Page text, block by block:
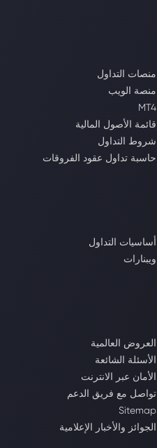
منصات التداول
منصة الويب
MT4
قائمة الأصول المالية
شروط التداول
حاسبة تداول عقود الفروقات
أساسيات التداول
ويبنارات
العروض العالمية
الأسئلة الشائعة
الأمان عبر الانترنت
تواصل مع فريق الدعم
Sitemap
الجوائز والأخبار الإعلامية